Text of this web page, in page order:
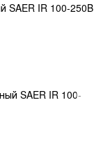
SAER IR 100-250B